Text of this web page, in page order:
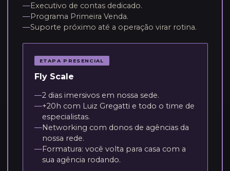
—Executivo de contas dedicado.
—Programa Primeira Venda.
—Suporte próximo até a operação virar rotina.
ETAPA PRESENCIAL
Fly Scale
—2 dias imersivos em nossa sede.
—+20h com Luiz Gregatti e todo o time de
especialistas.
—Networking com donos de agências da
nossa rede.
—Formatura: você volta para casa com a
sua agência rodando.